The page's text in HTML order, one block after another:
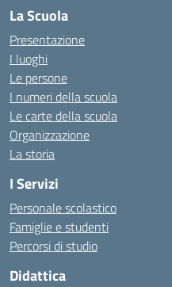
La Scuola
Presentazione
I luoghi
Le persone
I numeri della scuola
Le carte della scuola
Organizzazione
La storia
I Servizi
Personale scolastico
Famiglie e studenti
Percorsi di studio
Didattica